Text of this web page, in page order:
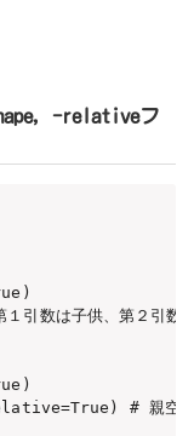
-relativeフ
は子供、第２引数は
# 親空間に